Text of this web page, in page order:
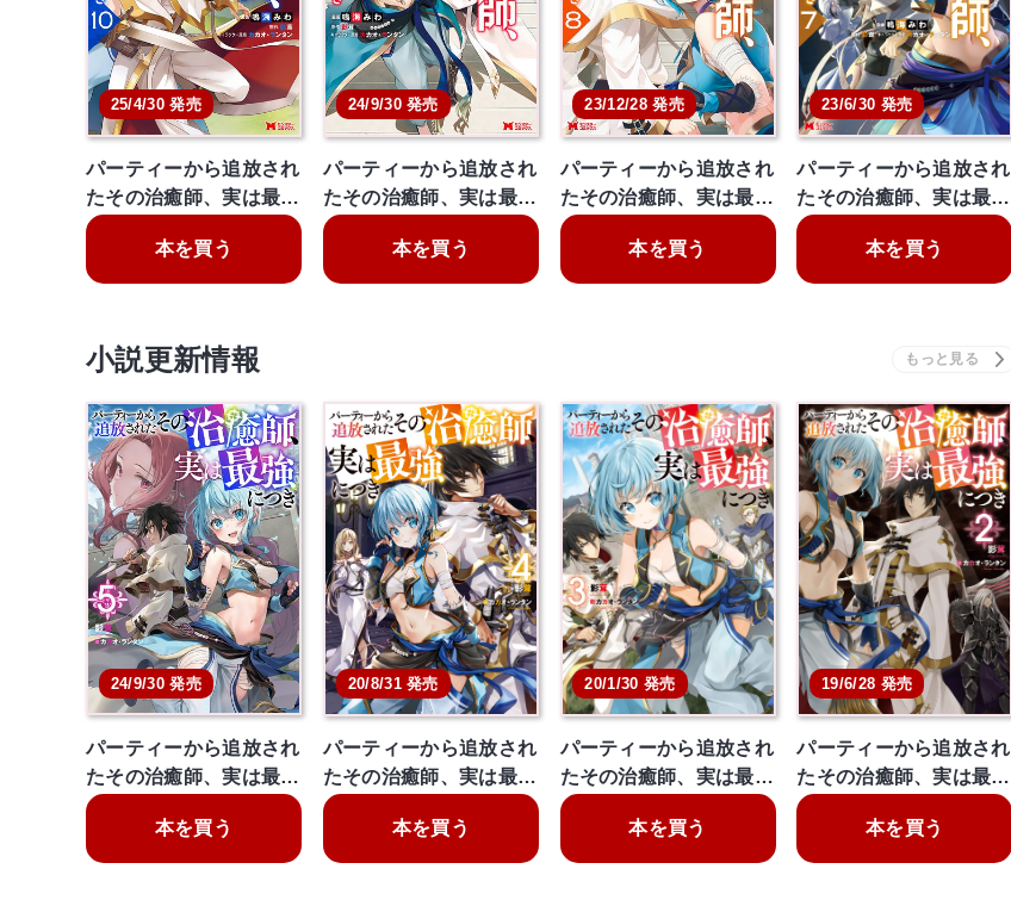
25/4/30 発売
パーティーから追放され
たその治癒師、実は最…
本を買う
24/9/30 発売
パーティーから追放され
たその治癒師、実は最…
本を買う
23/12/28 発売
パーティーから追放され
たその治癒師、実は最…
本を買う
23/6/30 発売
パーティーから追放され
たその治癒師、実は最…
本を買う
小説更新情報
24/9/30 発売
パーティーから追放され
たその治癒師、実は最…
本を買う
20/8/31 発売
パーティーから追放され
たその治癒師、実は最…
本を買う
20/1/30 発売
パーティーから追放され
たその治癒師、実は最…
本を買う
19/6/28 発売
パーティーから追放され
たその治癒師、実は最…
本を買う